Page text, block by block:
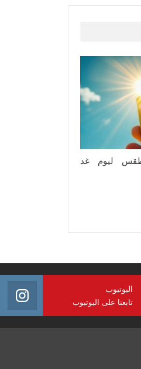
ليوم غد
اليوتيوب
تابعنا على اليوتيوب